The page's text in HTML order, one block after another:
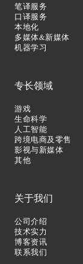
笔译服务
口译服务
本地化
多媒体&新媒体
机器学习
专长领域
游戏
生命科学
人工智能
跨境电商及零售
影视与新媒体
其他
关于我们
公司介绍
技术实力
博客资讯
联系我们